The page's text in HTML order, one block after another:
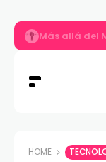
Más allá del
HOME